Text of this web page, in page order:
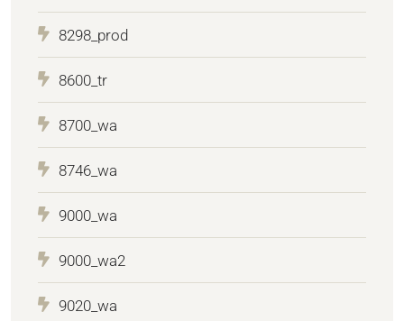
8298_prod
8600_tr
8700_wa
8746_wa
9000_wa
9000_wa2
9020_wa